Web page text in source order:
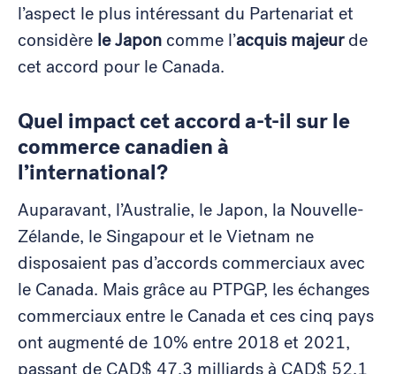
l’aspect le plus intéressant du Partenariat et
considère le Japon comme l’acquis majeurde
cet accord pour le Canada.
Quel impact cet accord a-t-il sur le
commerce canadien à
l’international?
Auparavant, l’Australie, le Japon, la Nouvelle-
Zélande, le Singapour et le Vietnam ne
disposaient pas d’accords commerciaux avec
le Canada. Mais grâce au PTPGP, les échanges
commerciaux entre le Canada et ces cinq pays
ont augmenté de 10% entre 2018 et 2021,